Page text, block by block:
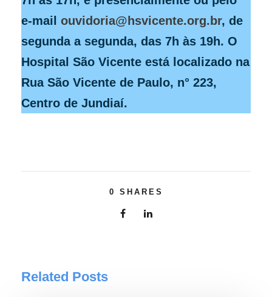
e-mail ouvidoria@hsvicente.org.br, de
segunda a segunda, das 7h às 19h. O
Hospital São Vicente está localizado na
Rua São Vicente de Paulo, n° 223,
Centro de Jundiaí.
0 SHARES
Related Posts